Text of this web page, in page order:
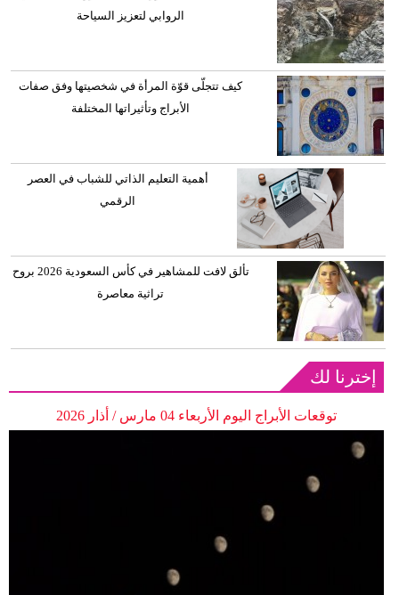
الروابي لتعزيز السياحة
كيف تتجلّى قوّة المرأة في شخصيتها وفق صفات
الأبراج وتأثيراتها المختلفة
أهمية التعليم الذاتي للشباب في العصر
الرقمي
تألق لافت للمشاهير في كأس السعودية 2026 بروح
تراثية معاصرة
إخترنا لك
توقعات الأبراج اليوم الأربعاء 04 مارس / أذار 2026